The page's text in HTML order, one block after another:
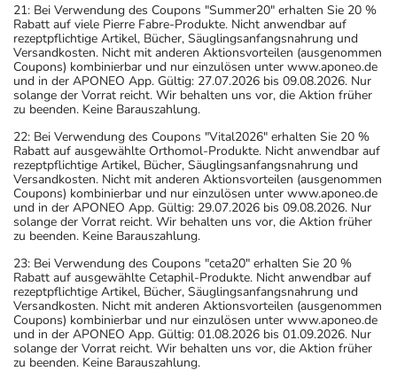
21: Bei Verwendung des Coupons "Summer20" erhalten Sie 20 %
Rabatt auf viele Pierre Fabre-Produkte. Nicht anwendbar auf
rezeptpflichtige Artikel, Bücher, Säuglingsanfangsnahrung und
Versandkosten. Nicht mit anderen Aktionsvorteilen (ausgenommen
Coupons) kombinierbar und nur einzulösen unter www.aponeo.de
und in der APONEO App. Gültig: 27.07.2026 bis 09.08.2026. Nur
solange der Vorrat reicht. Wir behalten uns vor, die Aktion früher
zu beenden. Keine Barauszahlung.
22: Bei Verwendung des Coupons "Vital2026" erhalten Sie 20 %
Rabatt auf ausgewählte Orthomol-Produkte. Nicht anwendbar auf
rezeptpflichtige Artikel, Bücher, Säuglingsanfangsnahrung und
Versandkosten. Nicht mit anderen Aktionsvorteilen (ausgenommen
Coupons) kombinierbar und nur einzulösen unter www.aponeo.de
und in der APONEO App. Gültig: 29.07.2026 bis 09.08.2026. Nur
solange der Vorrat reicht. Wir behalten uns vor, die Aktion früher
zu beenden. Keine Barauszahlung.
23: Bei Verwendung des Coupons "ceta20" erhalten Sie 20 %
Rabatt auf ausgewählte Cetaphil-Produkte. Nicht anwendbar auf
rezeptpflichtige Artikel, Bücher, Säuglingsanfangsnahrung und
Versandkosten. Nicht mit anderen Aktionsvorteilen (ausgenommen
Coupons) kombinierbar und nur einzulösen unter www.aponeo.de
und in der APONEO App. Gültig: 01.08.2026 bis 01.09.2026. Nur
solange der Vorrat reicht. Wir behalten uns vor, die Aktion früher
zu beenden. Keine Barauszahlung.